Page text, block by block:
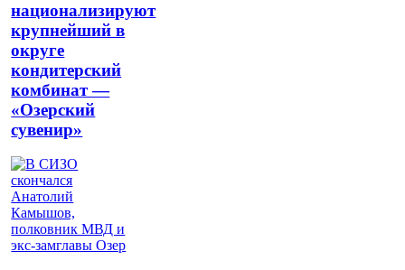
национализируют
крупнейший в
округе
кондитерский
комбинат —
«Озерский
сувенир»